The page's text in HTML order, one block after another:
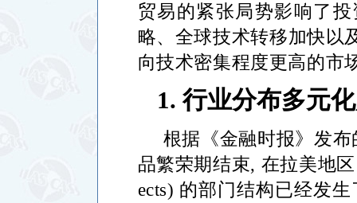
贸易的紧张局势影响了
略、全球技术转移加快以
向技术密集程度更高的市
1.行业分布多元
根据《金融时报》发
品繁荣期结束, 在拉美地
ects) 的部门结构已经发